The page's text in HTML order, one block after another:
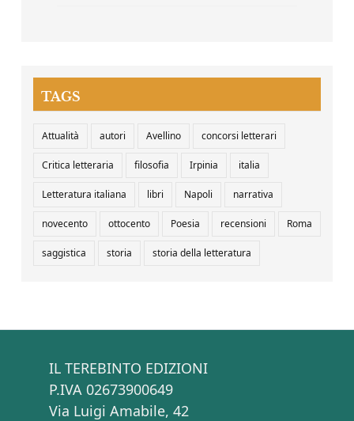
TAGS
Attualità autori Avellino concorsi letterari
Critica letteraria filosofia Irpinia italia
Letteratura italiana libri Napoli narrativa
novecento ottocento Poesia recensioni Roma
saggistica storia storia della letteratura
IL TEREBINTO EDIZIONI
P.IVA 02673900649
Via Luigi Amabile, 42